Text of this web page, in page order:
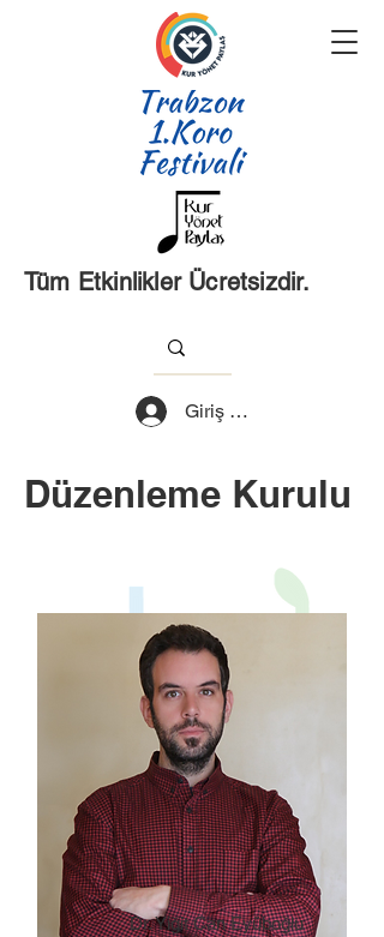
Tüm Etkinlikler Ücretsizdir.
Giriş Yap
Düzenleme Kurulu
Dr. Yiğit Can Eyüboğlu